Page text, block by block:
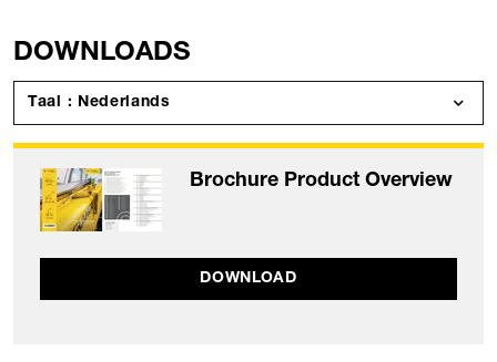
DOWNLOADS
Taal : Nederlands
Brochure Product Overview
DOWNLOAD